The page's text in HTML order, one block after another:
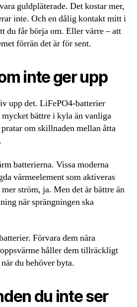
guldpläterade. Det kostar mer,
inte. Och en dålig kontakt mitt i
du får börja om. Eller värre – att
förrän det är för sent.
inte ger upp
upp det. LiFePO4-batterier
bättre i kyla än vanliga
om skillnaden mellan åtta
batterierna. Vissa moderna
värmeelement som aktiveras
ström, ja. Men det är bättre än
när sprängningen ska
Förvara dem nära
håller dem tillräckligt
du behöver byta.
du inte ser